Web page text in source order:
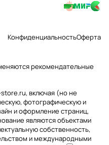
КонфиденциальностьОферта
рекомендательные
включая (но не
фотографическую и
и оформление страниц,
являются объектами
собственность,
и международными